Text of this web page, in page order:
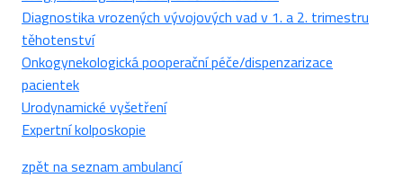
Diagnostika vrozených vývojových vad v 1. a 2. trimestru
těhotenství
Onkogynekologická pooperační péče/dispenzarizace
pacientek
Urodynamické vyšetření
Expertní kolposkopie
zpět na seznam ambulancí